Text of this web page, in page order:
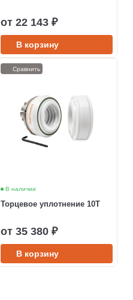
от 22 143 ₽
В корзину
В наличии
Торцевое уплотнение 10T
от 35 380 ₽
В корзину
Сравнить